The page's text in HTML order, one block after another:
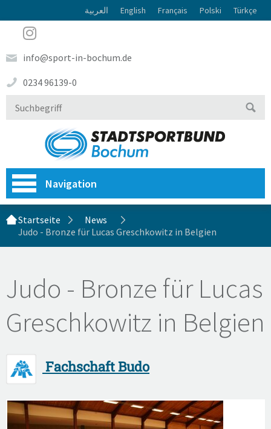
العربية English Français Polski Türkçe
info@sport-in-bochum.de
0234 96139-0
Navigation
Startseite
News
Judo - Bronze für Lucas Greschkowitz in Belgien
Judo - Bronze für Lucas
Greschkowitz in Belgien
Fachschaft Budo